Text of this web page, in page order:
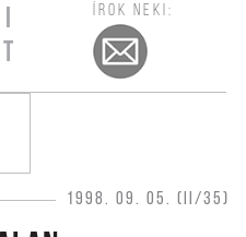
ÍROK NEKI:
1998. 09. 05. (II/35)